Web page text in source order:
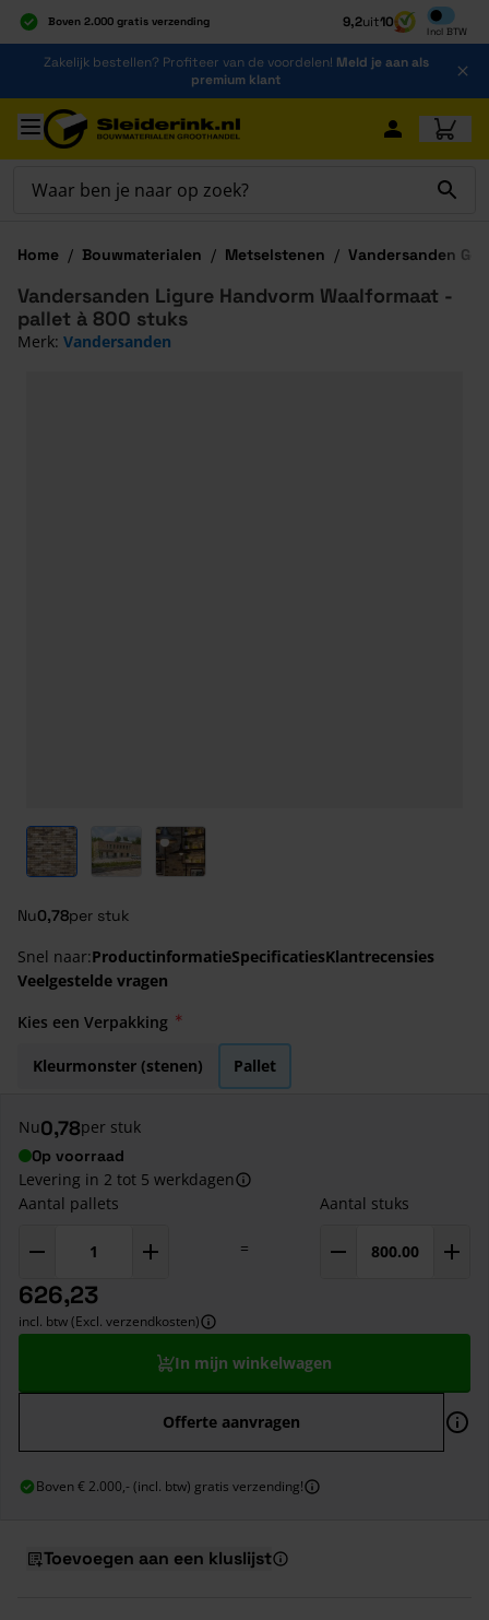
Boven 2.000 gratis verzending
Al 40 jaar dé specialist
Alles onder één dak
9,2uit10
Incl BTW
Inclusief
Ga naar de inhoud
Zakelijk bestellen? Profiteer van de voordelen! Meld je aan als
premium klant
Ga naar hoofdinhoud
Home / Bouwmaterialen / Metselstenen / Vandersanden
View larger imageView larger imageView larger image
Nu0,78per stuk
Vandersanden Ligure Handvorm Waalformaat -
pallet à 800 stuks
Merk: Vandersanden
Snel naar:ProductinformatieSpecificatiesKlantrecensies
Veelgestelde vragen
Kies een Verpakking
Kleurmonster (stenen) Pallet
Nu0,78per stuk
Op voorraad
Levering in 2 tot 5 werkdagen
Aantal pallets
=
Aantal stuks
626,23
incl. btw (Excl. verzendkosten)
In mijn winkelwagen
Offerte aanvragen
Boven € 2.000,- (incl. btw) gratis verzending!
Toevoegen aan een kluslijst